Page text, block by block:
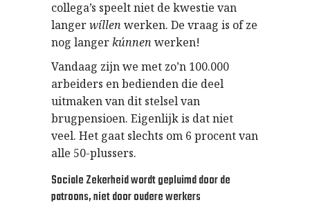
collega’s speelt niet de kwestie van
langerwíllen werken. De vraag is of ze
nog langerkúnnen werken!
Vandaag zijn we met zo’n 100.000
arbeiders en bedienden die deel
uitmaken van dit stelsel van
brugpensioen. Eigenlijk is dat niet
veel. Het gaat slechts om 6 procent van
alle 50-plussers.
Sociale Zekerheid wordt gepluimd door de
patroons, niet door oudere werkers